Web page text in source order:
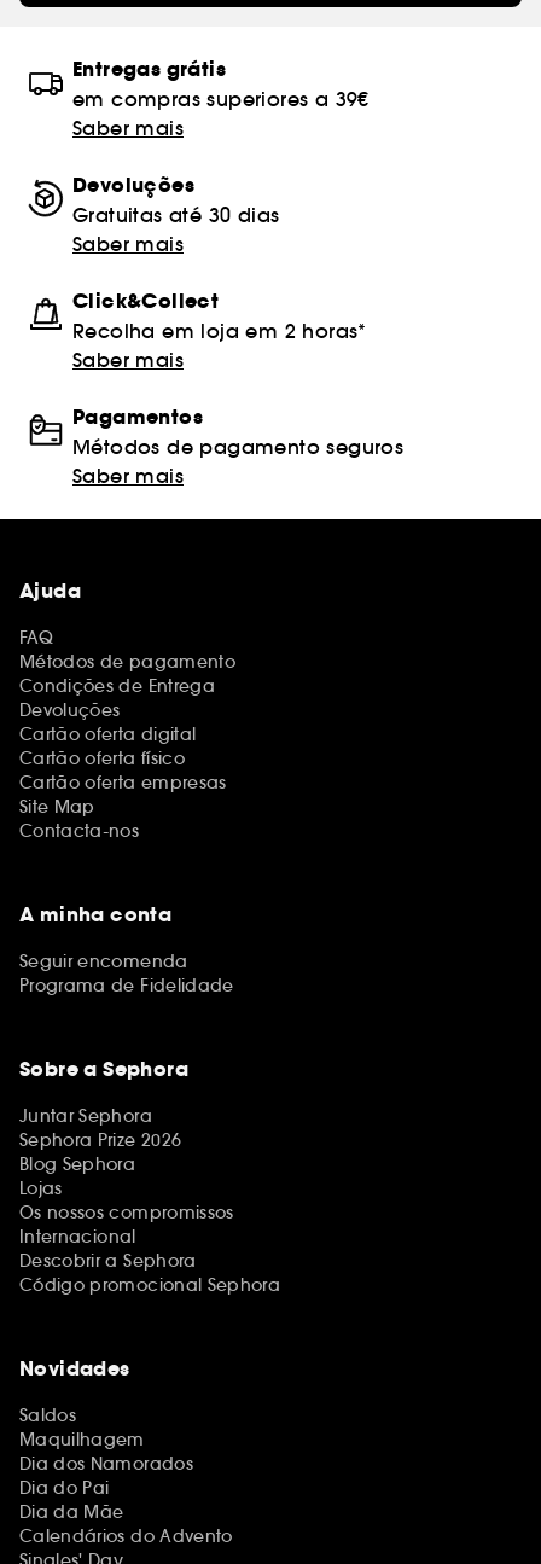
Entregas grátis
em compras superiores a 39€
Saber mais
Devoluções
Gratuitas até 30 dias
Saber mais
Click&Collect
Recolha em loja em 2 horas*
Saber mais
Pagamentos
Métodos de pagamento seguros
Saber mais
Ajuda
FAQ
Métodos de pagamento
Condições de Entrega
Devoluções
Cartão oferta digital
Cartão oferta físico
Cartão oferta empresas
Site Map
Contacta-nos
A minha conta
Seguir encomenda
Programa de Fidelidade
Sobre a Sephora
Juntar Sephora
Sephora Prize 2026
Blog Sephora
Lojas
Os nossos compromissos
Internacional
Descobrir a Sephora
Código promocional Sephora
Novidades
Saldos
Maquilhagem
Dia dos Namorados
Dia do Pai
Dia da Mãe
Calendários do Advento